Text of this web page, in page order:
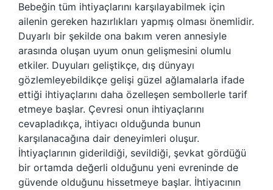
Bebeğin tüm ihtiyaçlarını karşılayabilmek için
ailenin gereken hazırlıkları yapmış olması önemlidir.
Duyarlı bir şekilde ona bakım veren annesiyle
arasında oluşan uyum onun gelişmesini olumlu
etkiler. Duyuları geliştikçe, dış dünyayı
gözlemleyebildikçe gelişi güzel ağlamalarla ifade
ettiği ihtiyaçlarını daha özelleşen sembollerle tarif
etmeye başlar. Çevresi onun ihtiyaçlarını
cevapladıkça, ihtiyacı olduğunda bunun
karşılanacağına dair deneyimleri oluşur.
İhtiyaçlarının giderildiği, sevildiği, şevkat gördüğü
bir ortamda değerli olduğunu yeni evreninde de
güvende olduğunu hissetmeye başlar. İhtiyacının